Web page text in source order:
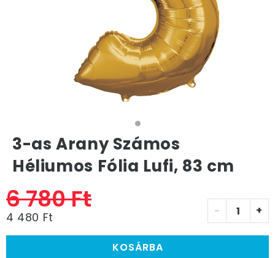
3-as Arany Számos
Héliumos Fólia Lufi, 83 cm
6 780 Ft
4 480 Ft - +
KOSÁRBA